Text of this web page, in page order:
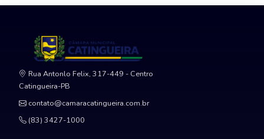
Rua Antonlo Felix, 317-449 - Centro
Catingueira-PB
contato@camaracatingueira.com.br
(83) 3427-1000